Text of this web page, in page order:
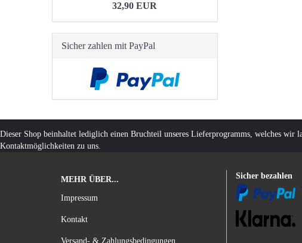
32,90 EUR
Sicher zahlen mit PayPal
Dieser Shop beinhaltet lediglich einen Bruchteil unseres Lieferprogramms, welches
Kontaktmöglichkeiten zu uns.
MEHR ÜBER...
Impressum
Kontakt
Versand- & Zahlungsbedingungen
Sicher bezahlen